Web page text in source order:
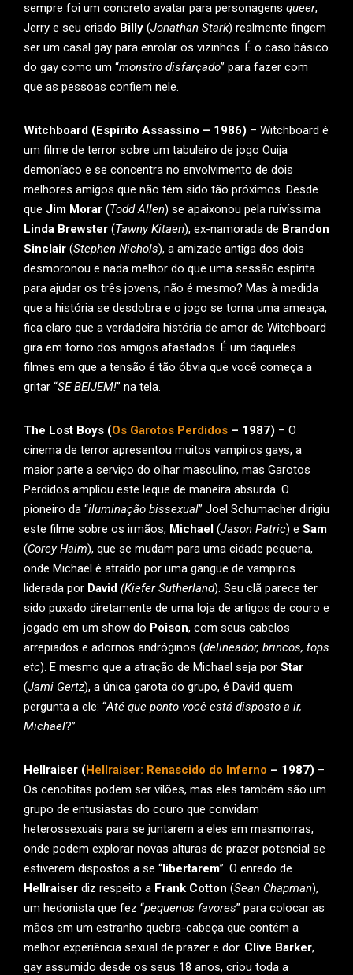
sempre foi um concreto avatar para personagens queer,
Jerry e seu criado Billy (Jonathan Stark) realmente fingem
ser um casal gay para enrolar os vizinhos. É o caso básico
do gay como um “monstro disfarçado” para fazer com
que as pessoas confiem nele.
Witchboard (Espírito Assassino – 1986) – Witchboard é
um filme de terror sobre um tabuleiro de jogo Ouija
demoníaco e se concentra no envolvimento de dois
melhores amigos que não têm sido tão próximos. Desde
que Jim Morar (Todd Allen) se apaixonou pela ruivíssima
Linda Brewster (Tawny Kitaen), ex-namorada de Brandon
Sinclair (Stephen Nichols), a amizade antiga dos dois
desmoronou e nada melhor do que uma sessão espírita
para ajudar os três jovens, não é mesmo? Mas à medida
que a história se desdobra e o jogo se torna uma ameaça,
fica claro que a verdadeira história de amor de Witchboard
gira em torno dos amigos afastados. É um daqueles
filmes em que a tensão é tão óbvia que você começa a
gritar “SE BEIJEM!” na tela.
The Lost Boys (Os Garotos Perdidos – 1987) – O
cinema de terror apresentou muitos vampiros gays, a
maior parte a serviço do olhar masculino, mas Garotos
Perdidos ampliou este leque de maneira absurda. O
pioneiro da “iluminação bissexual” Joel Schumacher dirigiu
este filme sobre os irmãos, Michael (Jason Patric) e Sam
(Corey Haim), que se mudam para uma cidade pequena,
onde Michael é atraído por uma gangue de vampiros
liderada por David (Kiefer Sutherland). Seu clã parece ter
sido puxado diretamente de uma loja de artigos de couro e
jogado em um show do Poison, com seus cabelos
arrepiados e adornos andróginos (delineador, brincos, tops
etc). E mesmo que a atração de Michael seja por Star
(Jami Gertz), a única garota do grupo, é David quem
pergunta a ele: “Até que ponto você está disposto a ir,
Michael?”
Hellraiser (Hellraiser: Renascido do Inferno – 1987) –
Os cenobitas podem ser vilões, mas eles também são um
grupo de entusiastas do couro que convidam
heterossexuais para se juntarem a eles em masmorras,
onde podem explorar novas alturas de prazer potencial se
estiverem dispostos a se “libertarem”. O enredo de
Hellraiser diz respeito a Frank Cotton (Sean Chapman),
um hedonista que fez “pequenos favores” para colocar as
mãos em um estranho quebra-cabeça que contém a
melhor experiência sexual de prazer e dor. Clive Barker,
gay assumido desde os seus 18 anos, criou toda a